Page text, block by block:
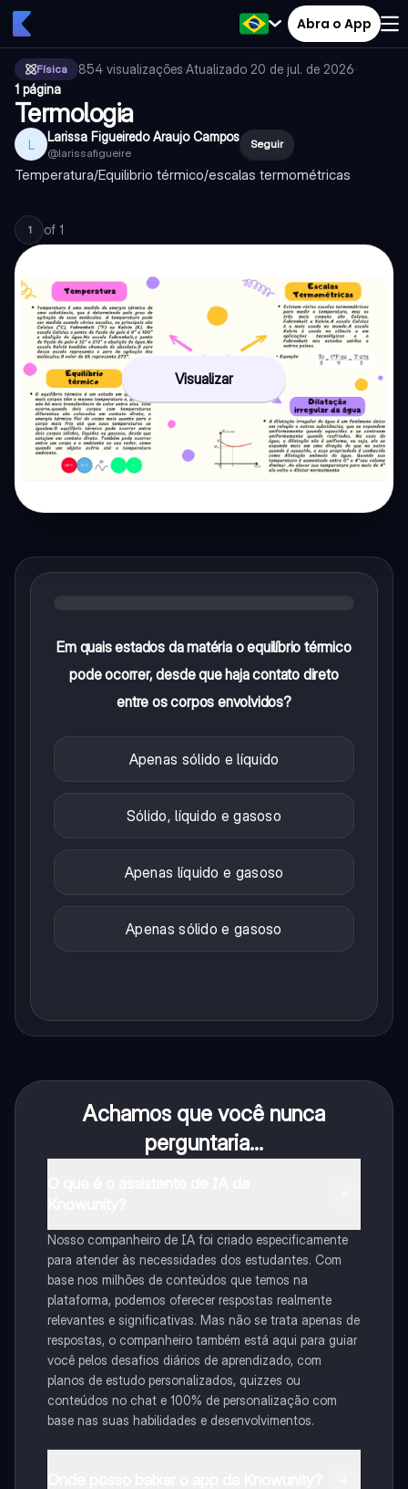
Abra o App
Física 854 visualizações·Atualizado 20 de jul. de 2026·
1 página
Termologia
L Larissa Figueiredo Araujo Campos
@larissafigueire
Seguir
Temperatura/Equilibrio térmico/escalas termométricas
1 of 1
Visualizar
Em quais estados da matéria o equilíbrio térmico
pode ocorrer, desde que haja contato direto
entre os corpos envolvidos?
Apenas sólido e líquido
Sólido, líquido e gasoso
Apenas líquido e gasoso
Apenas sólido e gasoso
Achamos que você nunca
perguntaria...
Nosso companheiro de IA foi criado especificamente
para atender às necessidades dos estudantes. Com
base nos milhões de conteúdos que temos na
plataforma, podemos oferecer respostas realmente
relevantes e significativas. Mas não se trata apenas de
respostas, o companheiro também está aqui para guiar
você pelos desafios diários de aprendizado, com
planos de estudo personalizados, quizzes ou
conteúdos no chat e 100% de personalização com
base nas suas habilidades e desenvolvimentos.